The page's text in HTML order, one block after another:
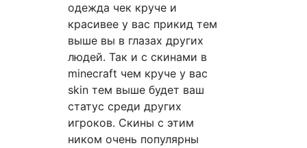
одежда чек круче и
красивее у вас прикид тем
выше вы в глазах других
людей. Так и с скинами в
minecraft чем круче у вас
skin тем выше будет ваш
статус среди других
игроков. Скины с этим
ником очень популярны